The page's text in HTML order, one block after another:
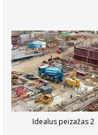
Idealus peizažas 2